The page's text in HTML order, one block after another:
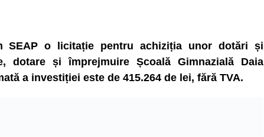
SEAP o licitație pentru achiziția unor dotări și
dotare și împrejmuire Școală Gimnazială Daia
a investiției este de 415.264 de lei, fără TVA.